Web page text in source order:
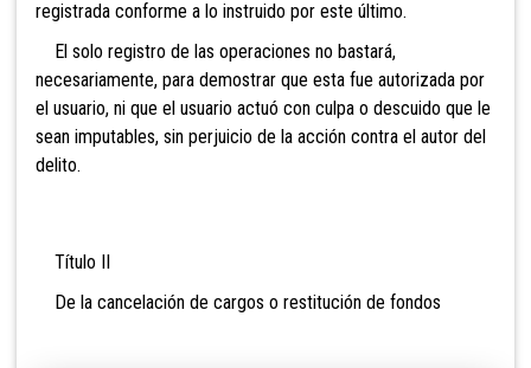
registrada conforme a lo instruido por este último.
El solo registro de las operaciones no bastará,
necesariamente, para demostrar que esta fue autorizada por
el usuario, ni que el usuario actuó con culpa o descuido que le
sean imputables, sin perjuicio de la acción contra el autor del
delito.
Título II
De la cancelación de cargos o restitución de fondos